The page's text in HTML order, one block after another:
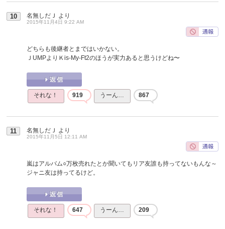
10 名無しだＪ より
2015年11月4日 9:22 AM
どちらも後継者とまではいかない。
ＪUMPよりＫis-My-Ft2のほうが実力あると思うけどね〜
それな！ 919 うーん… 867
11 名無しだＪ より
2015年11月5日 12:11 AM
嵐はアルバム○万枚売れたとか聞いてもリア友誰も持ってないもんな～
ジャニ友は持ってるけど。
それな！ 647 うーん… 209